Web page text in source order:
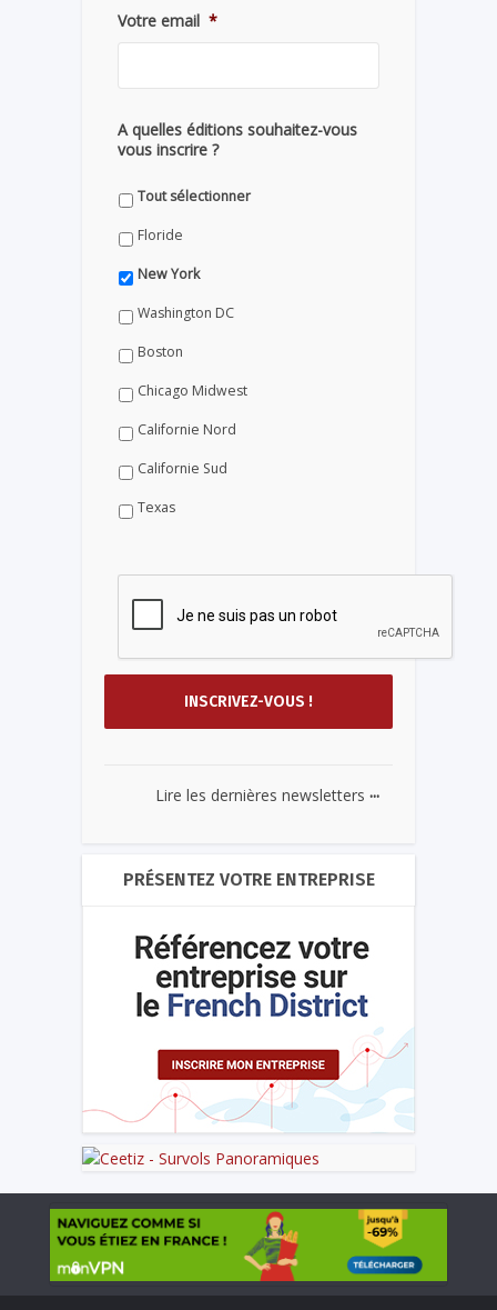
Votre email *
A quelles éditions souhaitez-vous
vous inscrire ?
Tout sélectionner
Floride
New York
Washington DC
Boston
Chicago Midwest
Californie Nord
Californie Sud
Texas
Lire les dernières newsletters ...
PRÉSENTEZ VOTRE ENTREPRISE